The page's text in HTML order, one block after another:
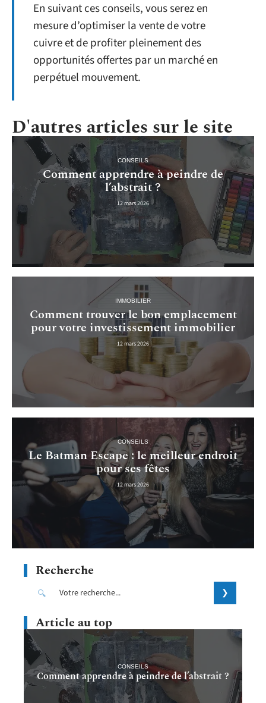
En suivant ces conseils, vous serez en
mesure d’optimiser la vente de votre
cuivre et de profiter pleinement des
opportunités offertes par un marché en
perpétuel mouvement.
D'autres articles sur le site
CONSEILS
Comment apprendre à peindre de
l’abstrait ?
12 mars 2026
IMMOBILIER
Comment trouver le bon emplacement
pour votre investissement immobilier
12 mars 2026
CONSEILS
Le Batman Escape : le meilleur endroit
pour ses fêtes
12 mars 2026
Recherche
Article au top
CONSEILS
Comment apprendre à peindre de l’abstrait ?